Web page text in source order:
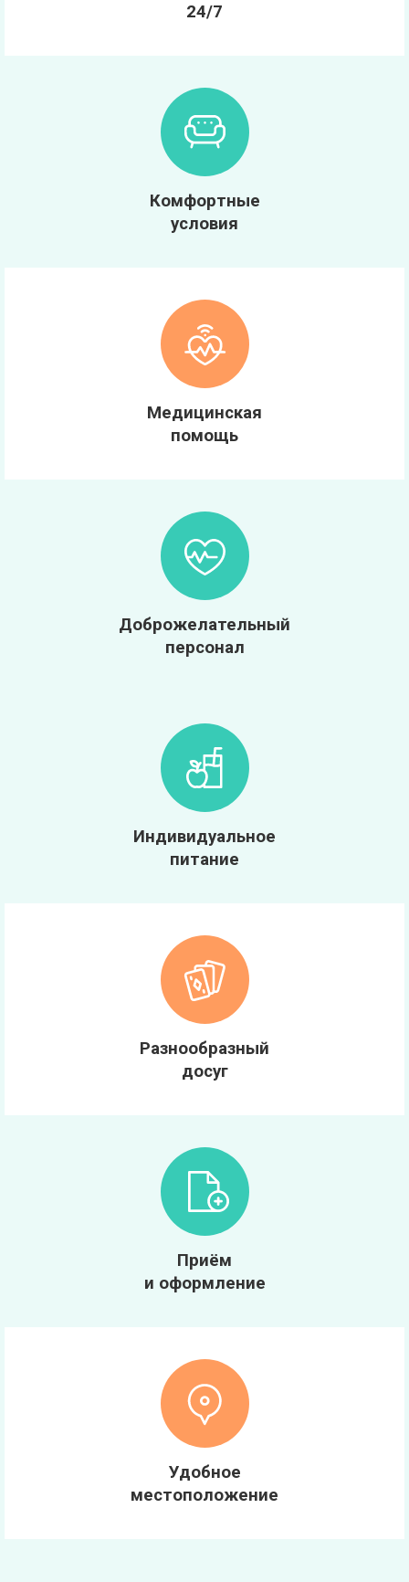
24/7
Комфортные
условия
Медицинская
помощь
Доброжелательный
персонал
Индивидуальное
питание
Разнообразный
досуг
Приём
и оформление
Удобное
местоположение